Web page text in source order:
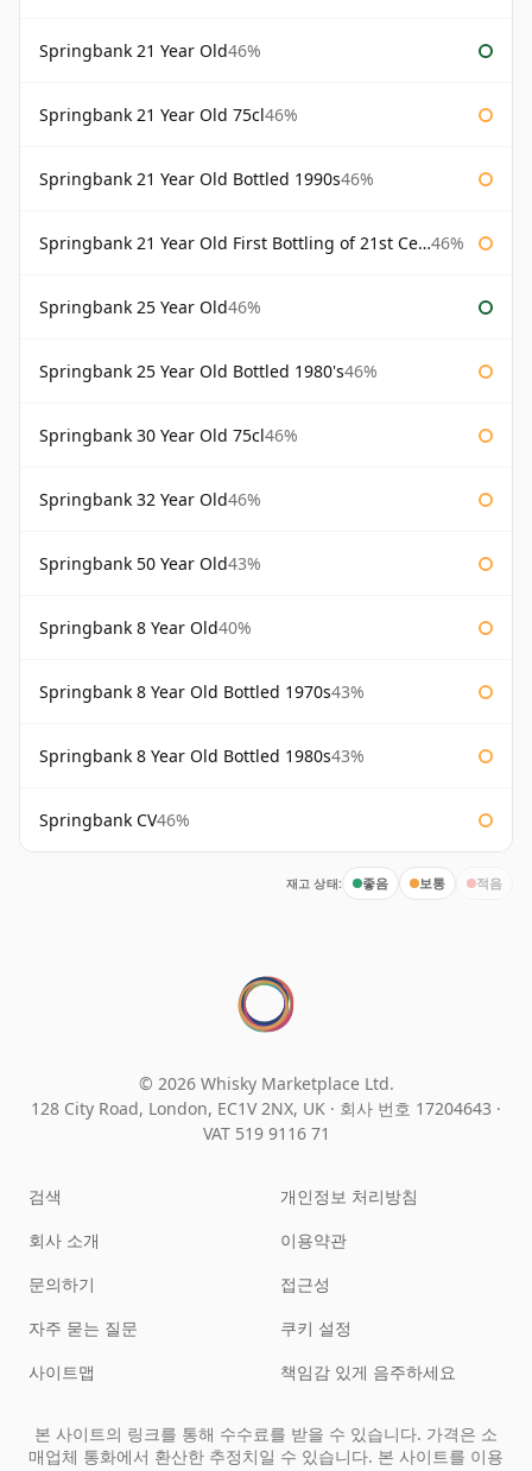
Springbank 21 Year Old46%
Springbank 21 Year Old 75cl46%
Springbank 21 Year Old Bottled 1990s46%
Springbank 21 Year Old First Bottling of 21st Century 46%
Springbank 25 Year Old46%
Springbank 25 Year Old Bottled 1980's46%
Springbank 30 Year Old 75cl46%
Springbank 32 Year Old46%
Springbank 50 Year Old43%
Springbank 8 Year Old40%
Springbank 8 Year Old Bottled 1970s43%
Springbank 8 Year Old Bottled 1980s43%
Springbank CV46%
재고 상태: 좋음 보통 적음
© 2026 Whisky Marketplace Ltd.
128 City Road, London, EC1V 2NX, UK · 회사 번호 17204643 ·
VAT 519 9116 71
검색
회사 소개
문의하기
자주 묻는 질문
사이트맵
개인정보 처리방침
이용약관
접근성
쿠키 설정
책임감 있게 음주하세요
본 사이트의 링크를 통해 수수료를 받을 수 있습니다. 가격은 소
매업체 통화에서 환산한 추정치일 수 있습니다. 본 사이트를 이용